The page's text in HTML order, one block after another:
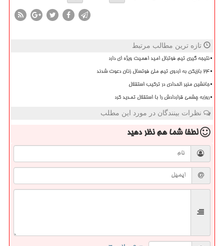
تازه ترین مطالب مرتبط
نتیجه گیری تیم فوتبال امید اهمیت ویژه ای دارد
۲۴ بازیکن به اردوی تیم ملی فوتسال زنان دعوت شدند
جانشین منیر الحدادی در ترکیب استقلال
روزبه چشمی قراردادش را با استقلال تمدید کرد
نظرات بینندگان در مورد این مطلب
لطفا شما همنظر دهید